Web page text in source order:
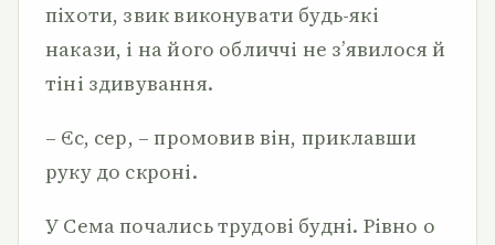
піхоти, звик виконувати будь-які
накази, і на його обличчі не з’явилося й
тіні здивування.
– Єс, сер, – промовив він, приклавши
руку до скроні.
У Сема почались трудові будні. Рівно о